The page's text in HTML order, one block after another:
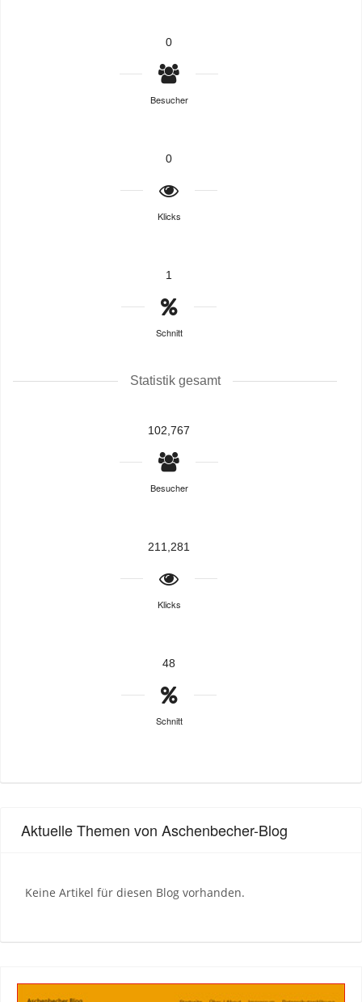
0
Besucher
0
Klicks
1
Schnitt
Statistik gesamt
102,767
Besucher
211,281
Klicks
48
Schnitt
Aktuelle Themen von Aschenbecher-Blog
Keine Artikel für diesen Blog vorhanden.